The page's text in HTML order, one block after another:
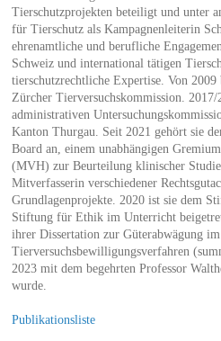
Tierschutzprojekten beteiligt und unter
für Tierschutz als Kampagnenleiterin
ehrenamtliche und berufliche
Schweiz und international tätigen
tierschutzrechtliche Expertise. Von
Zürcher Tierversuchskommission.
administrativen
Kanton Thurgau. Seit 2021 gehört sie
Board an, einem unabhängigen
(MVH) zur Beurteilung klinischer
Mitverfasserin verschiedener
Grundlagenprojekte. 2020 ist sie dem
Stiftung für Ethik im Unterricht
ihrer Dissertation zur Güterabwägung im
Tierversuchsbewilligungsverfahren
2023 mit dem begehrten Professor
wurde.
Publikationsliste